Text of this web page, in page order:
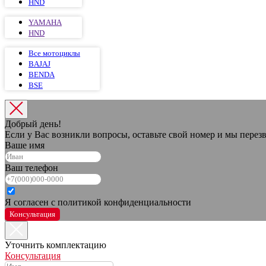
HND
YAMAHA
HND
Все мотоциклы
BAJAJ
BENDA
BSE
Добрый день!
Если у Вас возникли вопросы, оставьте свой номер и мы
Ваше имя
Ваш телефон
Я согласен с политикой конфиденциальности
Консультация
Уточнить комплектацию
Консультация